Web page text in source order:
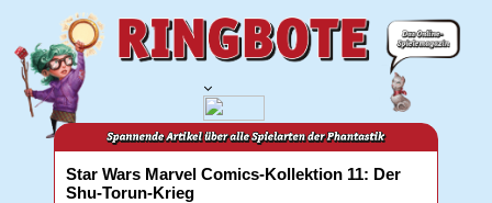
Star Wars Marvel Comics-Kollektion 11: Der
Shu-Torun-Krieg